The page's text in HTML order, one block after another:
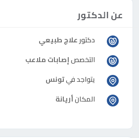
عن الدكتور
دكتورعلاج طبيعي
التخصصإصابات ملاعب
يتواجد فيتونس
المكانأريانة